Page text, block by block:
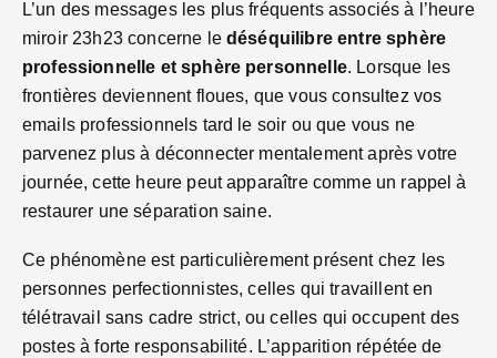
L’un des messages les plus fréquents associés à l’heure
miroir 23h23 concerne ledéséquilibre entre sphère
professionnelle et sphère personnelle. Lorsque les
frontières deviennent floues, que vous consultez vos
emails professionnels tard le soir ou que vous ne
parvenez plus à déconnecter mentalement après votre
journée, cette heure peut apparaître comme un rappel à
restaurer une séparation saine.
Ce phénomène est particulièrement présent chez les
personnes perfectionnistes, celles qui travaillent en
télétravail sans cadre strict, ou celles qui occupent des
postes à forte responsabilité. L’apparition répétée de